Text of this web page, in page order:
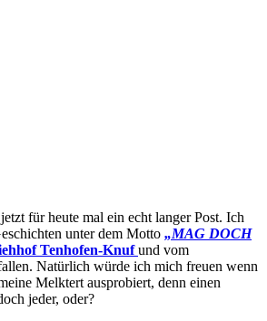
für heute mal ein echt langer Post. Ich
unter dem Motto „MAG DOCH
Tenhofen-Knufund vom
Natürlich würde ich mich freuen wenn
Melktert ausprobiert, denn einen
jeder, oder?